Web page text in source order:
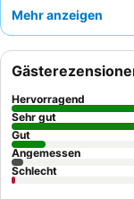
lokaler
hilfsbereite Personal
geben und
empfiehlt es sich,
Mehr anzeigen
Hervorragend
Sehr gut
Gut
Angemessen
Schlecht